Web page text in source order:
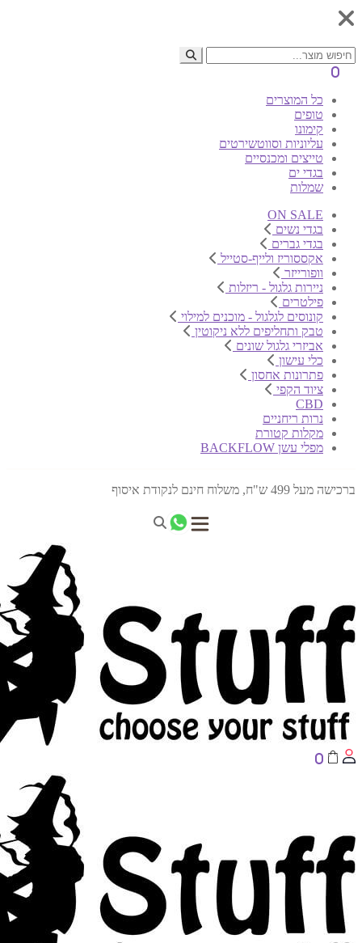
0
כל המוצרים
טופים
קימונו
עליוניות וסווטשירטים
טייצים ומכנסיים
בגדי ים
שמלות
ON SALE
בגדי נשים
בגדי גברים
אקססוריז ולייף-סטייל
וופורייזר
ניירות גלגול - ריזלות
פילטרים
קונוסים לגלגול - מוכנים למילוי
טבק ותחליפים ללא ניקוטין
אביזרי גלגול שונים
כלי עישון
פתרונות אחסון
ציוד הקפי
CBD
נרות ריחניים
מקלות קטורת
מפלי עשן BACKFLOW
ברכישה מעל 499 ש"ח, משלוח חינם לנקודת איסוף